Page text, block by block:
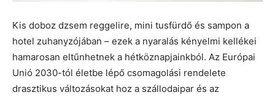
Kis doboz dzsem reggelire, mini tusfürdő és sampon a
hotel zuhanyzójában – ezek a nyaralás kényelmi kellékei
hamarosan eltűnhetnek a hétköznapjainkból. Az Európai
Unió 2030-tól életbe lépő csomagolási rendelete
drasztikus változásokat hoz a szállodaipar és az